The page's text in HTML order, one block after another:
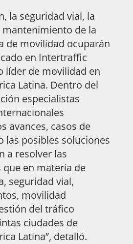
la seguridad vial, la
mantenimiento de la
de movilidad ocuparán
en Intertraffic
líder de movilidad en
Latina. Dentro del
especialistas
avances, casos de
las posibles soluciones
a resolver las
en materia de
seguridad vial,
movilidad
del tráfico
ciudades de
Latina”, detalló.